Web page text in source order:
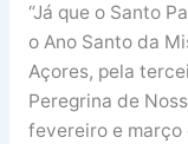
“Já que o Santo
o Ano Santo da
Açores, pela
Peregrina de
fevereiro e março